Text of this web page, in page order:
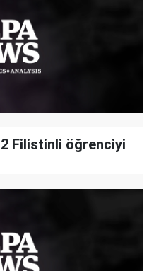
Filistinli öğrenciyi